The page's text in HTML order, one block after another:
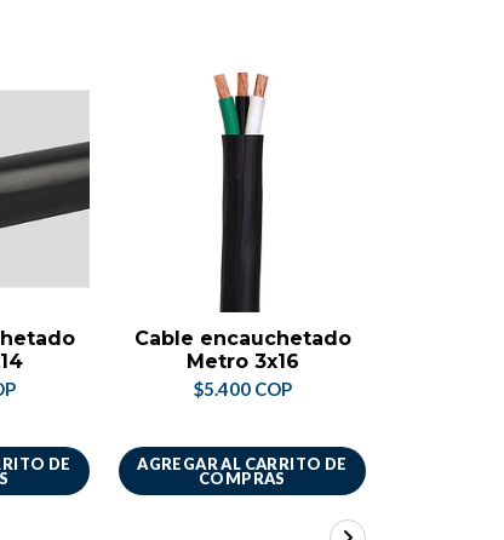
DE
Cable encauchetado
Metro 3x16
$5.400 COP
AGREGAR AL CARRITO DE
COMPRAS